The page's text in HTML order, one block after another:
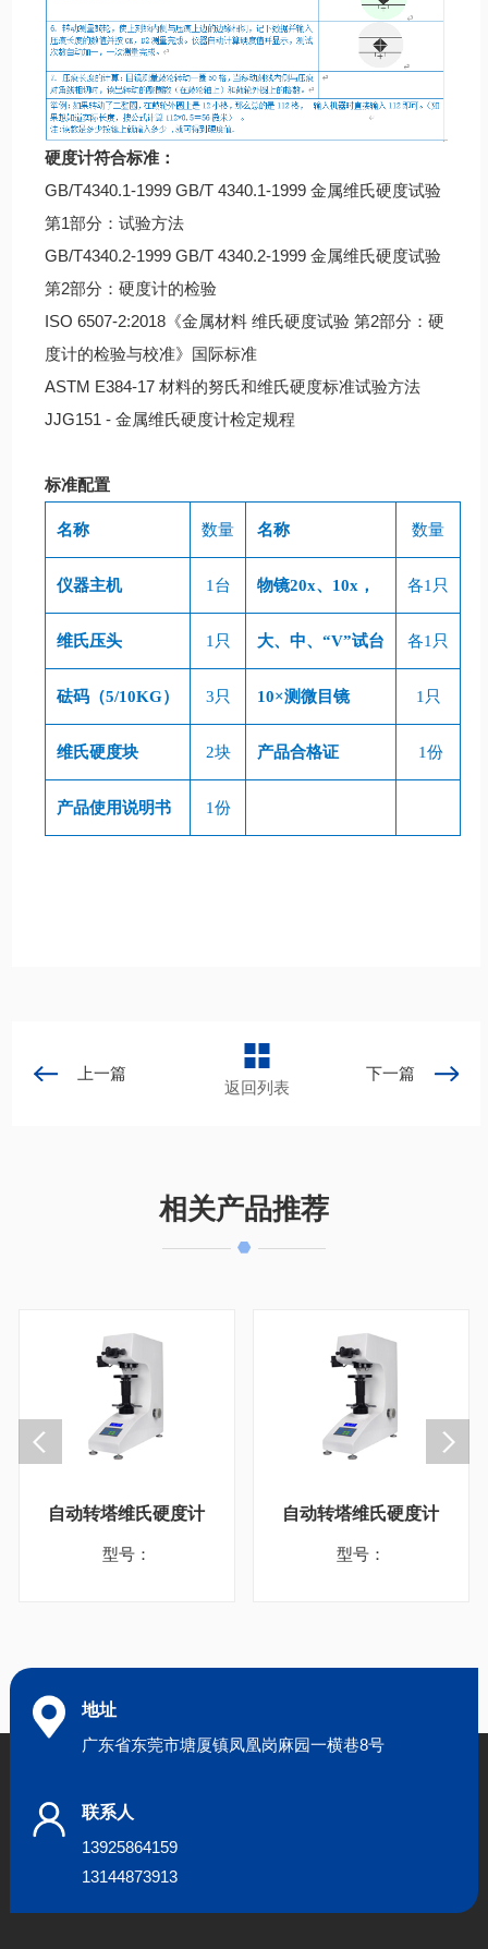
硬度计符合标准：
GB/T4340.1-1999 GB/T 4340.1-1999 金属维氏硬度试验
第1部分：试验方法
GB/T4340.2-1999 GB/T 4340.2-1999 金属维氏硬度试验
第2部分：硬度计的检验
ISO 6507-2:2018《金属材料 维氏硬度试验 第2部分：硬
度计的检验与校准》国际标准
ASTM E384-17 材料的努氏和维氏硬度标准试验方法
JJG151 - 金属维氏硬度计检定规程
标准配置
名称 数量 名称 数量
仪器主机 1台 物镜20x、 10x ， 各1只
维氏压头 1只 大、中、“V”试台 各1只
砝码（5/10KG） 3只 10×测微目镜 1只
维氏硬度块 2块 产品合格证 1份
产品使用说明书 1份
上一篇
返回列表
下一篇
相关产品推荐
自动转塔维氏硬度计
型号：
自动转塔维氏硬度计
型号：
地址
广东省东莞市塘厦镇凤凰岗麻园一横巷8号
联系人
13925864159
13144873913